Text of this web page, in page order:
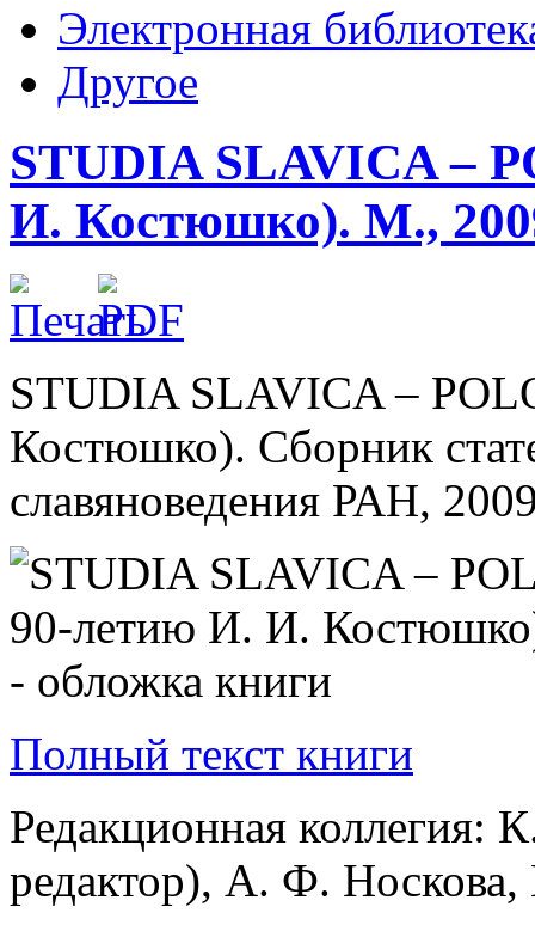
Электронная
Другое
STUDIA SLAVICA –
И. Костюшко). М.,
STUDIA SLAVICA –
Костюшко). Сборник
славяноведения РАН,
Полный текст книги
Редакционная коллегия:
редактор), А. Ф.